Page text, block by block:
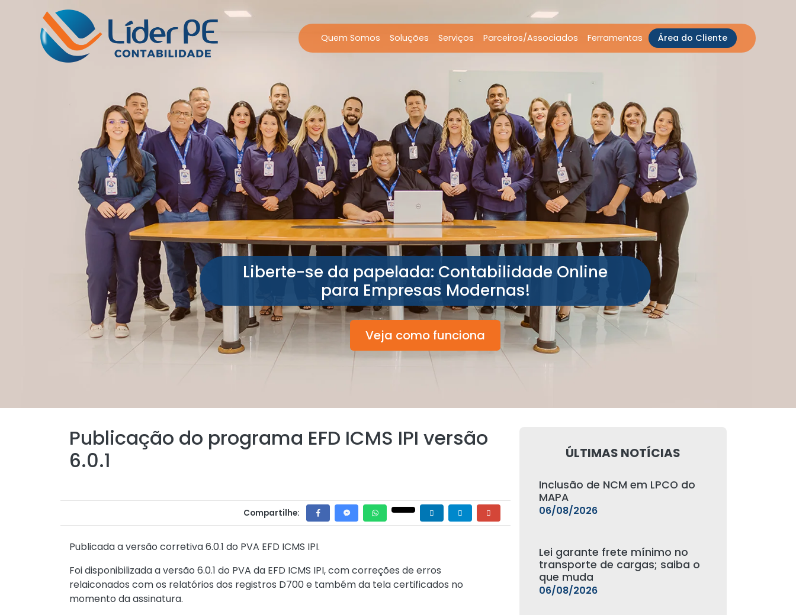
Quem Somos Soluções Serviços Parceiros/Associados Ferramentas Área do Cliente
Liberte-se da papelada: Contabilidade Online
para Empresas Modernas!
Veja como funciona
Publicação do programa EFD ICMS IPI versão
6.0.1
Compartilhe:
Publicada a versão corretiva 6.0.1 do PVA EFD ICMS IPI.
Foi disponibilizada a versão 6.0.1 do PVA da EFD ICMS IPI, com correções de erros
relaiconados com os relatórios dos registros D700 e também da tela certificados no
momento da assinatura.
ÚLTIMAS NOTÍCIAS
Inclusão de NCM em LPCO do
MAPA
06/08/2026
Lei garante frete mínimo no
transporte de cargas; saiba o
que muda
06/08/2026